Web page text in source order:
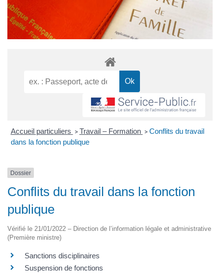
Accueil particuliers > Travail – Formation > Conflits du travail
dans la fonction publique
Dossier
Conflits du travail dans la fonction
publique
Vérifié le 21/01/2022 – Direction de l’information légale et administrative
(Première ministre)
Sanctions disciplinaires
Suspension de fonctions